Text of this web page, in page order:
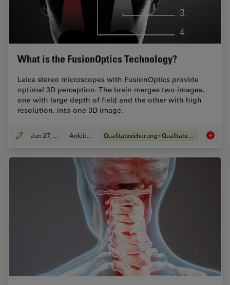
What is the FusionOptics Technology?
Leica stereo microscopes with FusionOptics provide
optimal 3D perception. The brain merges two images,
one with large depth of field and the other with high
resolution, into one 3D image.
Jun 27, 2023 Anleitung Qualitätssicherung / Qualitätskontrolle What is